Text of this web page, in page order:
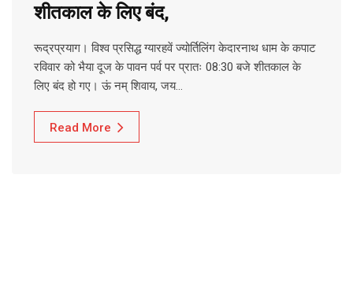
शीतकाल के लिए बंद,
रूद्रप्रयाग। विश्व प्रसिद्ध ग्यारहवें ज्योर्तिलिंग केदारनाथ धाम के कपाट
रविवार को भैया दूज के पावन पर्व पर प्रातः 08:30 बजे शीतकाल के
लिए बंद हो गए। ऊं नम् शिवाय, जय…
Read More